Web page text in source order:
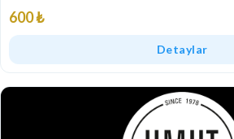
600 ₺
Detaylar